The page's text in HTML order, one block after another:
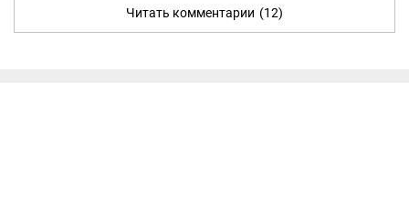
Читать комментарии (12)